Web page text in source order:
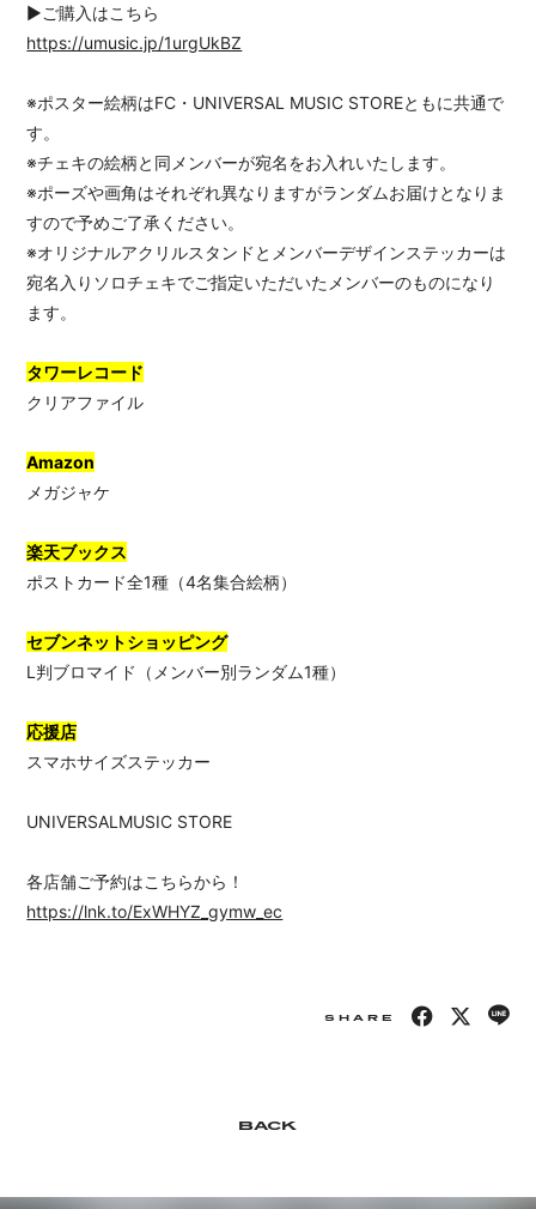
▶ご購入はこちら
https://umusic.jp/1urgUkBZ
※ポスター絵柄はFC・UNIVERSAL MUSIC STOREともに共通で
す。
※チェキの絵柄と同メンバーが宛名をお入れいたします。
※ポーズや画角はそれぞれ異なりますがランダムお届けとなりま
すので予めご了承ください。
※オリジナルアクリルスタンドとメンバーデザインステッカーは
宛名入りソロチェキでご指定いただいたメンバーのものになり
ます。
タワーレコード
クリアファイル
Amazon
メガジャケ
楽天ブックス
ポストカード全1種（4名集合絵柄）
セブンネットショッピング
L判ブロマイド（メンバー別ランダム1種）
応援店
スマホサイズステッカー
UNIVERSALMUSIC STORE
各店舗ご予約はこちらから！
https://lnk.to/ExWHYZ_gymw_ec
SHARE
BACK